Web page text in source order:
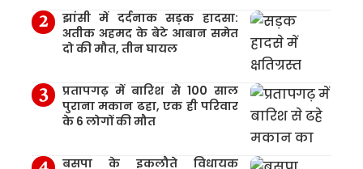
झांसी में दर्दनाक सड़क हादसा:
अतीक अहमद के बेटे आबान समेत
दो की मौत, तीन घायल
प्रतापगढ़ में बारिश से 100 साल
पुराना मकान ढहा, एक ही परिवार
के 6 लोगों की मौत
बसपा के इकलौते विधायक